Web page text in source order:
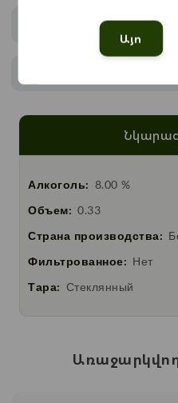
Վճարում
Алкоголь: 8.00 %
Объем: 0.33
Страна производства:
Фильтрованное: Нет
Тара: Стеклянный
Այո